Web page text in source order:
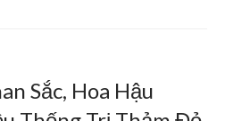
Sắc, Hoa Hậu